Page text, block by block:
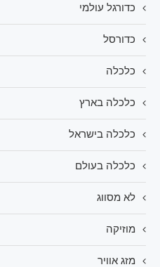
כדורגל עולמי
כדורסל
כלכלה
כלכלה בארץ
כלכלה בישראל
כלכלה בעולם
לא מסווג
מוזיקה
מזג אוויר